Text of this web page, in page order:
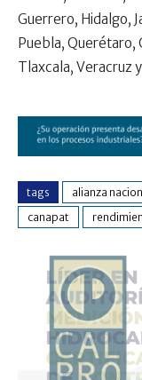
Guerrero, Hidalgo,
Puebla, Querétaro,
Tlaxcala, Veracruz
tags
alianza
canapat